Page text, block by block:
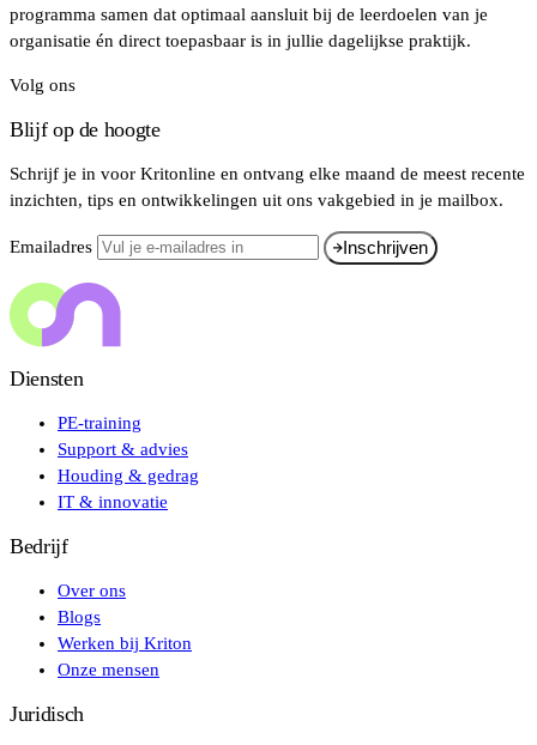
programma samen dat optimaal aansluit bij de leerdoelen van je
organisatie én direct toepasbaar is in jullie dagelijkse praktijk.
Volg ons
Blijf op de hoogte
Schrijf je in voor Kritonline en ontvang elke maand de meest recente
inzichten, tips en ontwikkelingen uit ons vakgebied in je mailbox.
Emailadres Inschrijven
Diensten
PE-training
Support & advies
Houding & gedrag
IT & innovatie
Bedrijf
Over ons
Blogs
Werken bij Kriton
Onze mensen
Juridisch